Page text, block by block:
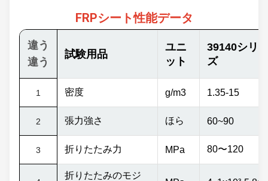
FRPシート性能データ
違う
違う
試験用品
ユニ
ット
39140シリ
ズ
1 密度 g/m3 1.35-15
2 張力強さ ほら 60~90
3 折りたたみ力 MPa 80〜120
折りたたみのモジ